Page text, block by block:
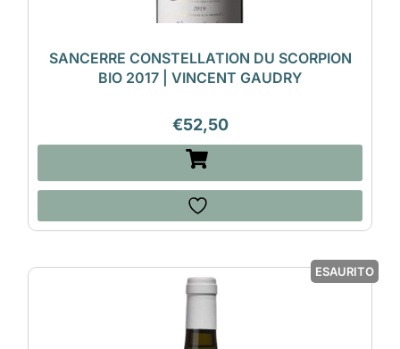
SANCERRE CONSTELLATION DU SCORPION
BIO 2017 | VINCENT GAUDRY
€52,50
ESAURITO